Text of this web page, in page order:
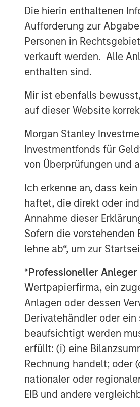
Die hierin enthaltenen
Aufforderung zur
Personen in
verkauft werden. Alle
enthalten sind.
Mir ist ebenfalls
auf dieser Website
Morgan Stanley
Investmentfonds für
von Überprüfungen und
Ich erkenne an, dass
haftet, die direkt oder
Annahme dieser
Sofern die vorstehenden
lehne ab“, um zur
*Professioneller Anleger
Wertpapierfirma, ein
Anlagen oder dessen
Derivatehändler oder
beaufsichtigt werden
erfüllt: (i) eine
Rechnung handelt; oder
nationaler oder
EIB und andere
population
Display 1
Source: U.N.
the world's
2025.
Global Opportunity
have no
businesses across
typically present
companies may
From an asset
away from highly
industries led by
one-fourth of total